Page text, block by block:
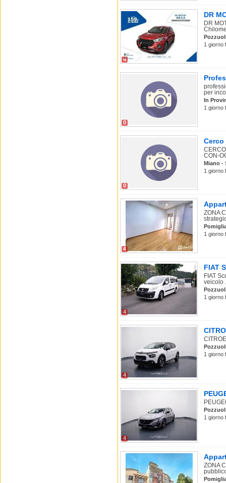
4
DR
DR
1 giorno
0
per
In
1 giorno
0
CON-
Miano -
1 giorno
4
ZONA
1 giorno
4
FIAT
FIAT
veicolo
1 giorno
4
1 giorno
4
1 giorno
ZONA